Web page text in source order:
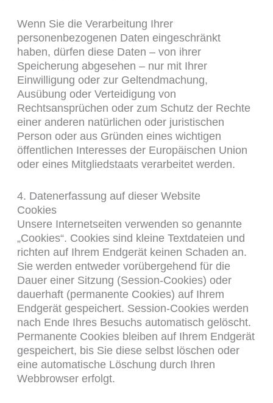
Wenn Sie die Verarbeitung Ihrer
personenbezogenen Daten eingeschränkt
haben, dürfen diese Daten – von ihrer
Speicherung abgesehen – nur mit Ihrer
Einwilligung oder zur Geltendmachung,
Ausübung oder Verteidigung von
Rechtsansprüchen oder zum Schutz der Rechte
einer anderen natürlichen oder juristischen
Person oder aus Gründen eines wichtigen
öffentlichen Interesses der Europäischen Union
oder eines Mitgliedstaats verarbeitet werden.
4. Datenerfassung auf dieser Website
Cookies
Unsere Internetseiten verwenden so genannte
„Cookies“. Cookies sind kleine Textdateien und
richten auf Ihrem Endgerät keinen Schaden an.
Sie werden entweder vorübergehend für die
Dauer einer Sitzung (Session-Cookies) oder
dauerhaft (permanente Cookies) auf Ihrem
Endgerät gespeichert. Session-Cookies werden
nach Ende Ihres Besuchs automatisch gelöscht.
Permanente Cookies bleiben auf Ihrem Endgerät
gespeichert, bis Sie diese selbst löschen oder
eine automatische Löschung durch Ihren
Webbrowser erfolgt.